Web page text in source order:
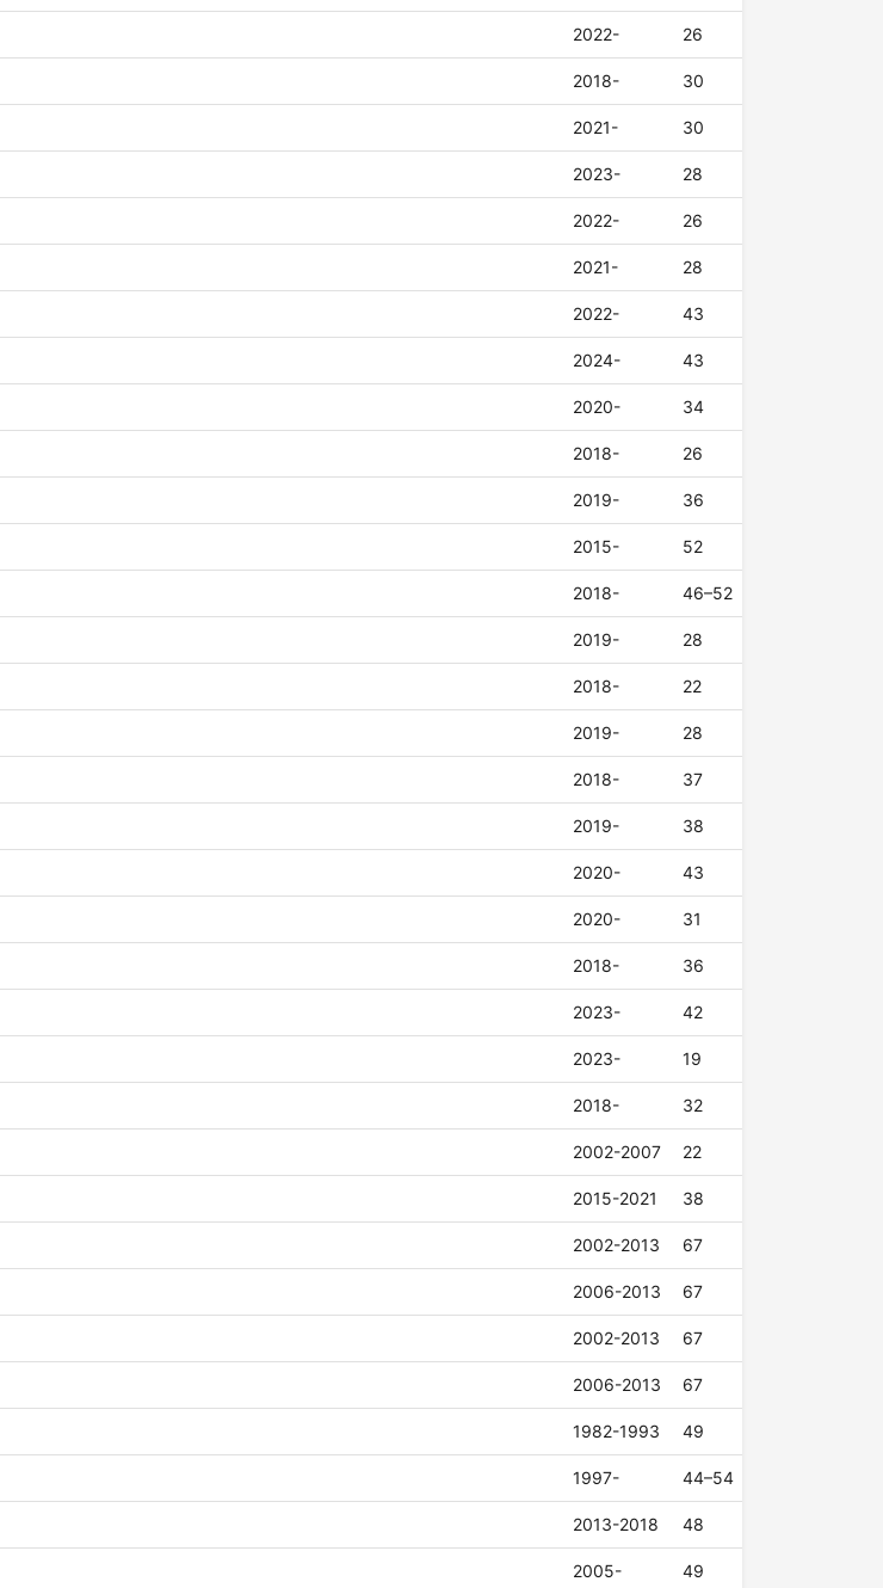
2022- 26
2018- 30
2021- 30
2023- 28
2022- 26
2021- 28
2022- 43
2024- 43
2020- 34
2018- 26
2019- 36
2015- 52
2018- 46–52
2019- 28
2018- 22
2019- 28
2018- 37
2019- 38
2020- 43
2020- 31
2018- 36
2023- 42
2023- 19
2018- 32
2002-2007 22
2015-2021 38
2002-2013 67
2006-2013 67
2002-2013 67
2006-2013 67
1982-1993 49
1997- 44–54
2013-2018 48
2005- 49